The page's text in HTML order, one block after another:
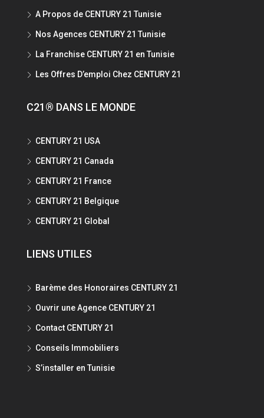
A Propos de CENTURY 21 Tunisie
Nos Agences CENTURY 21 Tunisie
La Franchise CENTURY 21 en Tunisie
Les Offres D’emploi Chez CENTURY 21
C21® DANS LE MONDE
CENTURY 21 USA
CENTURY 21 Canada
CENTURY 21 France
CENTURY 21 Belgique
CENTURY 21 Global
LIENS UTILES
Barème des Honoraires CENTURY 21
Ouvrir une Agence CENTURY 21
Contact CENTURY 21
Conseils Immobiliers
S’installer en Tunisie